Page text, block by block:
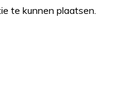
te kunnen plaatsen.